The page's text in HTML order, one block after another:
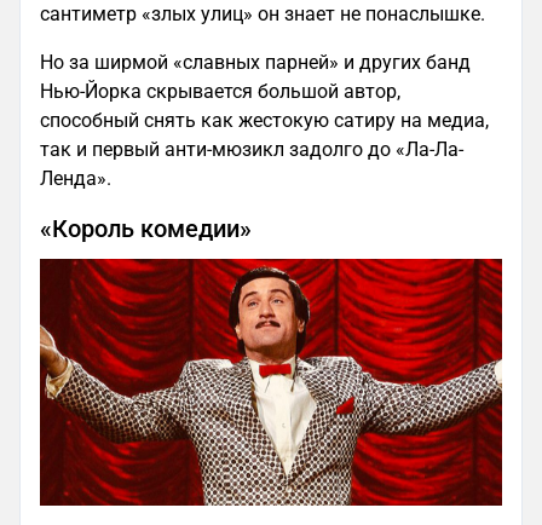
сантиметр «злых улиц» он знает не понаслышке.
Но за ширмой «славных парней» и других банд
Нью-Йорка скрывается большой автор,
способный снять как жестокую сатиру на медиа,
так и первый анти-мюзикл задолго до «Ла-Ла-
Ленда».
«Король комедии»